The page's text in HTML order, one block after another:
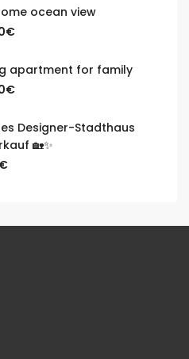
ocean view
apartment for family
Designer-Stadthaus
🏡✨